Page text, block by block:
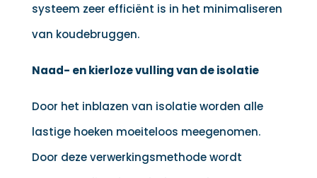
systeem zeer efficiënt is in het minimaliseren
van koudebruggen.
Naad- en kierloze vulling van de isolatie
Door het inblazen van isolatie worden alle
lastige hoeken moeiteloos meegenomen.
Door deze verwerkingsmethode wordt